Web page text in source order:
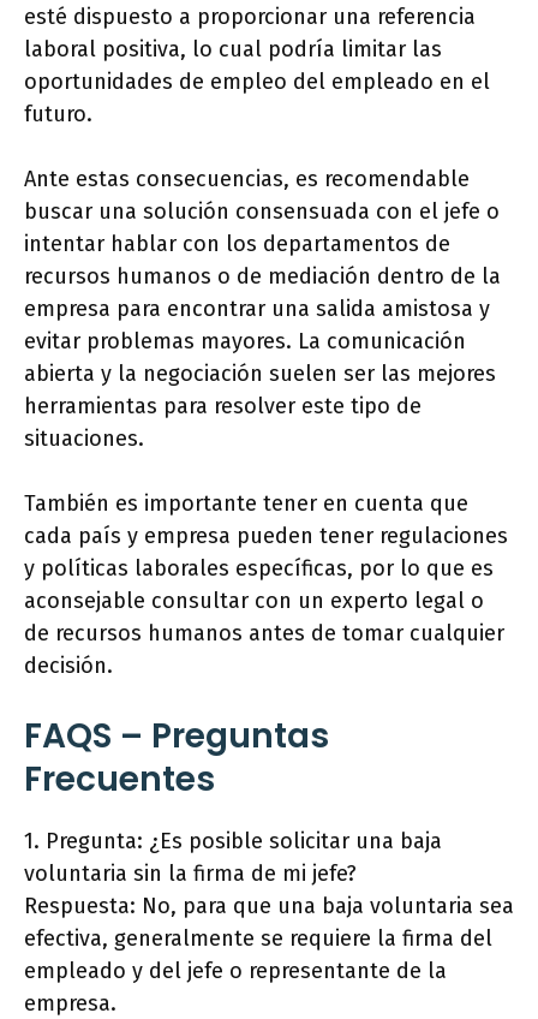
esté dispuesto a proporcionar una referencia
laboral positiva, lo cual podría limitar las
oportunidades de empleo del empleado en el
futuro.
Ante estas consecuencias, es recomendable
buscar una solución consensuada con el jefe o
intentar hablar con los departamentos de
recursos humanos o de mediación dentro de la
empresa para encontrar una salida amistosa y
evitar problemas mayores. La comunicación
abierta y la negociación suelen ser las mejores
herramientas para resolver este tipo de
situaciones.
También es importante tener en cuenta que
cada país y empresa pueden tener regulaciones
y políticas laborales específicas, por lo que es
aconsejable consultar con un experto legal o
de recursos humanos antes de tomar cualquier
decisión.
FAQS – Preguntas
Frecuentes
1. Pregunta: ¿Es posible solicitar una baja
voluntaria sin la firma de mi jefe?
Respuesta: No, para que una baja voluntaria sea
efectiva, generalmente se requiere la firma del
empleado y del jefe o representante de la
empresa.